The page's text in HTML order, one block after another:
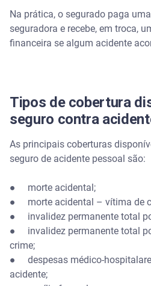
Na prática, o segurado paga
seguradora e recebe, em troca,
financeira se algum acidente
Tipos de cobertura
seguro contra
As principais coberturas
seguro de acidente pessoal são:
● morte acidental;
● morte acidental – vítima de
● invalidez permanente total
● invalidez permanente total
crime;
● despesas médico-
acidente;